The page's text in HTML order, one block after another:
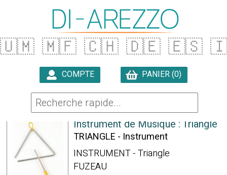
🇺🇲 🇲🇫 🇨🇭 🇩🇪 🇪🇸
COMPTE PANIER (0)
4 ARTICLES TROUVÉS
Instrument de Musique : Triangle
TRIANGLE - Instrument
INSTRUMENT - Triangle
FUZEAU